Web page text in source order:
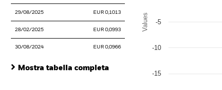
29/08/2025 EUR 0,1013
28/02/2025 EUR 0,0993
30/08/2024 EUR 0,0966
Mostra tabella completa
Values
-15
-10
-5